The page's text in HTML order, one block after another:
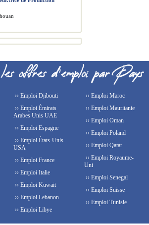
›› Emploi Djibouti
›› Emploi Émirats
Arabes Unis UAE
›› Emploi Espagne
›› Emploi États-Unis
USA
›› Emploi France
›› Emploi Italie
›› Emploi Kuwait
›› Emploi Lebanon
›› Emploi Libye
›› Emploi Maroc
›› Emploi Mauritanie
›› Emploi Oman
›› Emploi Poland
›› Emploi Qatar
›› Emploi Royaume-
Uni
›› Emploi Senegal
›› Emploi Suisse
›› Emploi Tunisie